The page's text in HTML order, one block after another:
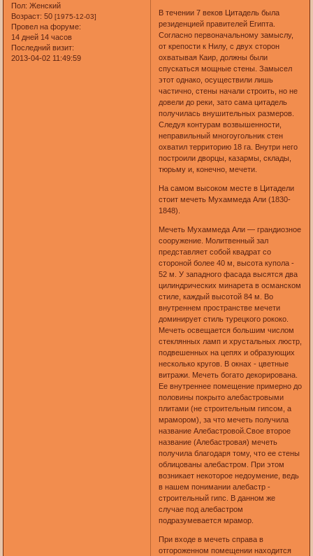
Пол: Женский
Возраст: 50[1975-12-03]
Провел на форуме:
14 дней 14 часов
Последний визит:
2013-04-02 11:49:59
В течении 7 веков Цитадель была
резиденцией правителей Египта.
Согласно первоначальному замыслу,
от крепости к Нилу, с двух сторон
охватывая Каир, должны были
спускаться мощные стены. Замысел
этот однако, осуществили лишь
частично, стены начали строить, но не
довели до реки, зато сама цитадель
получилась внушительных размеров.
Следуя контурам возвышенности,
неправильный многоугольник стен
охватил территорию 18 га. Внутри него
построили дворцы, казармы, склады,
тюрьму и, конечно, мечети.
На самом высоком месте в Цитадели
стоит мечеть Мухаммеда Али (1830-
1848).
Мечеть Мухаммеда Али — грандиозное
сооружение. Молитвенный зал
представляет собой квадрат со
стороной более 40 м, высота купола -
52 м. У западного фасада высятся два
цилиндрических минарета в османском
стиле, каждый высотой 84 м. Во
внутреннем пространстве мечети
доминирует стиль турецкого рококо.
Мечеть освещается большим числом
стеклянных ламп и хрустальных люстр,
подвешенных на цепях и образующих
несколько кругов. В окнах - цветные
витражи. Мечеть богато декорирована.
Ее внутреннее помещение примерно до
половины покрыто алебастровыми
плитами (не строительным гипсом, а
мрамором), за что мечеть получила
название Алебастровой.Свое второе
название (Алебастровая) мечеть
получила благодаря тому, что ее стены
облицованы алебастром. При этом
возникает некоторое недоумение, ведь
в нашем понимании алебастр -
строительный гипс. В данном же
случае под алебастром
подразумевается мрамор.
При входе в мечеть справа в
отгороженном помещении находится